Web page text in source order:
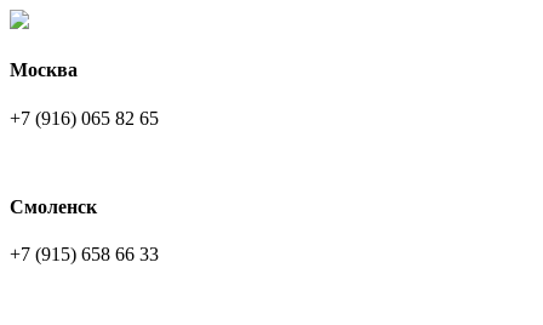
Москва
+7 (916) 065 82 65
Смоленск
+7 (915) 658 66 33